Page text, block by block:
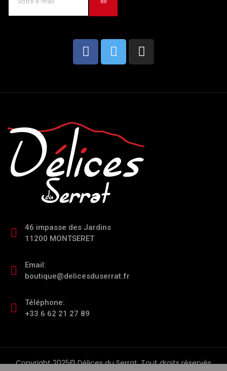
46 impasse des Jardins
11200 MONTSERET
Email:
boutique@delicesduserrat.fr
Téléphone:
+33 6 62 21 27 89
Copyright 2025© Délices du Serrat. Tout droits réservés